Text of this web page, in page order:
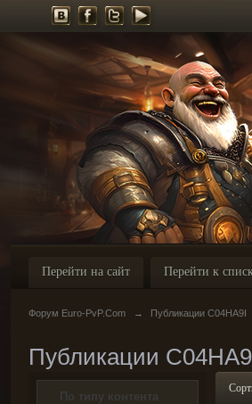
Перейти на сайт Перейти к
Форум Euro-PvP.Com → Публикации C04HA9I
Публикации
По типу контента